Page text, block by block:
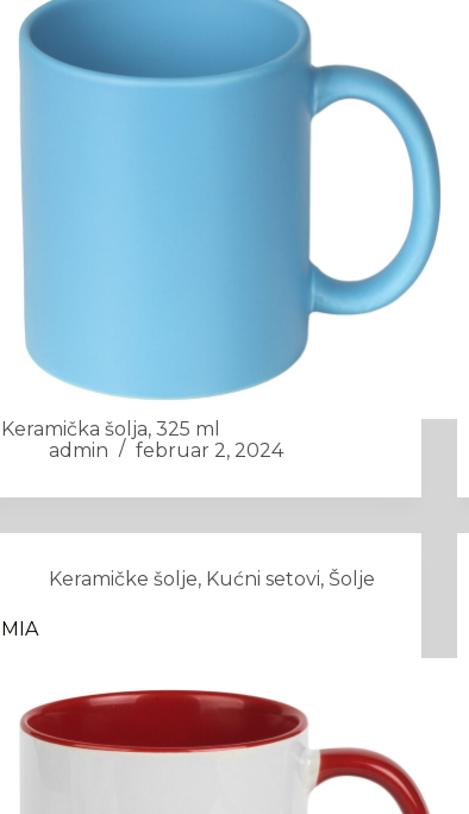
Keramička šolja, 325 ml
admin
februar 2, 2024
Keramičke šolje, Kućni setovi, Šolje
MIA